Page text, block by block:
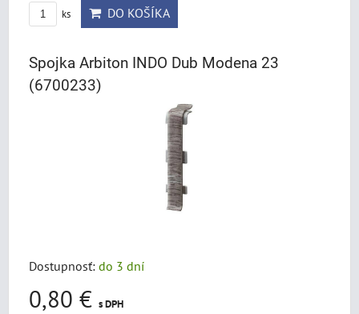
ks DO KOŠÍKA
Spojka Arbiton INDO Dub Modena 23
(6700233)
Dostupnosť: do 3 dní
0,80 € s DPH